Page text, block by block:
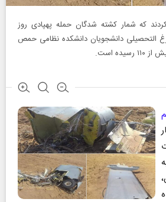
که شمار کشته شدگان حمله پهپادی روز
التحصیلی دانشجویان دانشکده نظامی حمص
است.